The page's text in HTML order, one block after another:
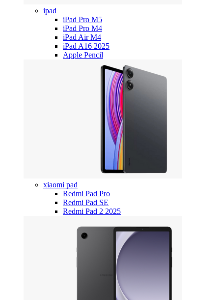
ipad
iPad Pro M5
iPad Pro M4
iPad Air M4
iPad A16 2025
Apple Pencil
xiaomi pad
Redmi Pad Pro
Redmi Pad SE
Redmi Pad 2 2025